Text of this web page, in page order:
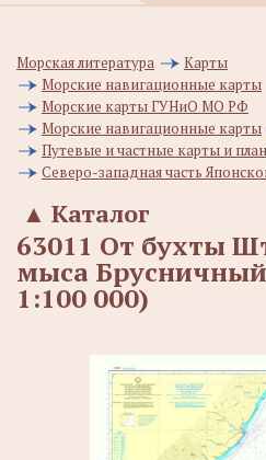
Морская литература
Карты
Морские навигационные карты
Морские карты ГУНиО МО РФ
Морские навигационные карты
Путевые и частные карты и
Северо-западная часть
Каталог
▲
63011 От бухты
мыса
1:100 000)